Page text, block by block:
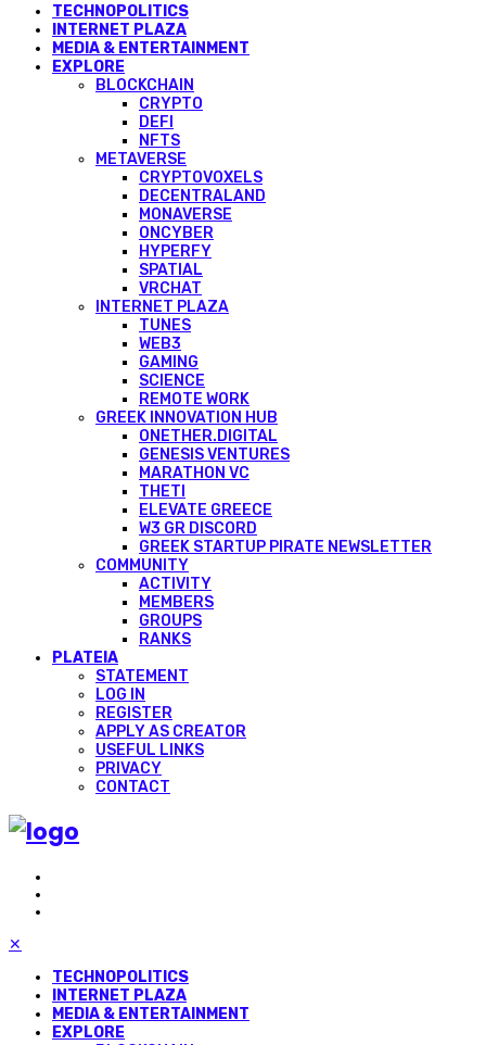
TECHNOPOLITICS
INTERNET PLAZA
MEDIA & ENTERTAINMENT
EXPLORE
BLOCKCHAIN
CRYPTO
DEFI
NFTS
METAVERSE
CRYPTOVOXELS
DECENTRALAND
MONAVERSE
ONCYBER
HYPERFY
SPATIAL
VRCHAT
INTERNET PLAZA
TUNES
WEB3
GAMING
SCIENCE
REMOTE WORK
GREEK INNOVATION HUB
ONETHER.DIGITAL
GENESIS VENTURES
MARATHON VC
THETI
ELEVATE GREECE
W3 GR DISCORD
GREEK STARTUP PIRATE NEWSLETTER
COMMUNITY
ACTIVITY
MEMBERS
GROUPS
RANKS
PLATEIA
STATEMENT
LOG IN
REGISTER
APPLY AS CREATOR
USEFUL LINKS
PRIVACY
CONTACT
✕
TECHNOPOLITICS
INTERNET PLAZA
MEDIA & ENTERTAINMENT
EXPLORE